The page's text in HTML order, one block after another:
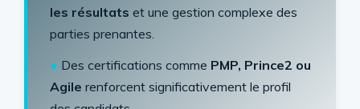
les résultats et une gestion complexe des
parties prenantes.
● Des certifications comme PMP, Prince2 ou
Agile renforcent significativement le profil